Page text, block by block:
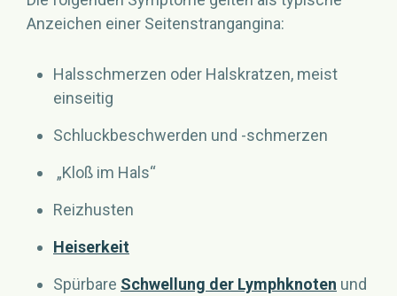
Anzeichen einer Seitenstrangangina:
Halsschmerzen oder Halskratzen, meist
einseitig
Schluckbeschwerden und -schmerzen
„Kloß im Hals“
Reizhusten
Heiserkeit
Spürbare Schwellung der Lymphknoten und